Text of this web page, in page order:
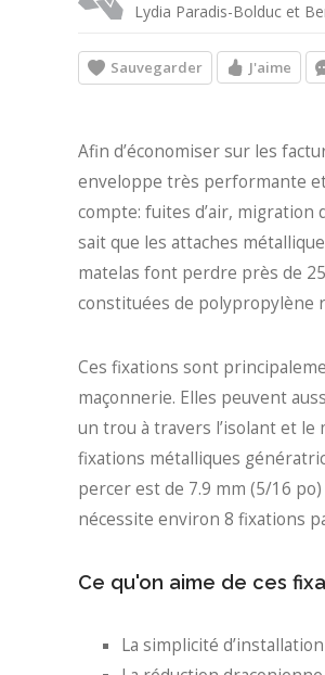
Lydia Paradis-Bolduc et
Sauvegarder J'aime
Afin d’économiser sur les
enveloppe très performante
compte: fuites d’air,
sait que les attaches
matelas font perdre près de
constituées de polypropylène
Ces fixations sont
maçonnerie. Elles peuvent
un trou à travers l’isolant et le
fixations métalliques
percer est de 7.9 mm (5/16
nécessite environ 8 fixations
Ce qu'on aime de ces
La simplicité d’installation